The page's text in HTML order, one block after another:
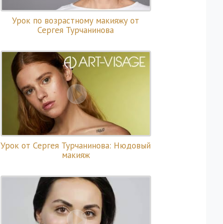
Урок по возрастному макияжу от
Сергея Турчанинова
Урок от Сергея Турчанинова: Нюдовый
макияж